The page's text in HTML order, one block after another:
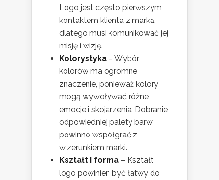
Logo jest często pierwszym
kontaktem klienta z marką,
dlatego musi komunikować jej
misję i wizję.
Kolorystyka – Wybór
kolorów ma ogromne
znaczenie, ponieważ kolory
mogą wywoływać różne
emocje i skojarzenia. Dobranie
odpowiedniej palety barw
powinno współgrać z
wizerunkiem marki.
Kształt i forma – Kształt
logo powinien być łatwy do